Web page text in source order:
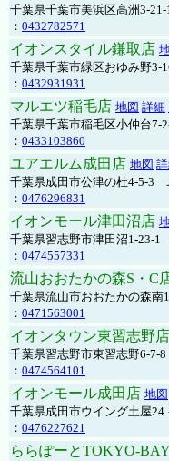
千葉県千葉市美浜区高洲3-
： 0432782571
イオンスタイル鎌取店
千葉県千葉市緑区おゆみ野3-
： 0432931931
マルエツ稲毛店 地図 詳細
千葉県千葉市稲毛区小仲台7-
： 0433103860
ユアエルム成田店 地図
千葉県成田市公津の杜4-5-3
： 0476296831
イオンモール津田沼店
千葉県習志野市津田沼1-23-
： 0474557331
流山おおたかの森S・C
千葉県流山市おおたかの森南
： 0471563001
イオンタウン東習志野店
千葉県習志野市東習志野6-7-8
： 0474564101
イオンモール成田店 地図
千葉県成田市ウイング土屋
： 0476227621
ららぽーとTOKYO-